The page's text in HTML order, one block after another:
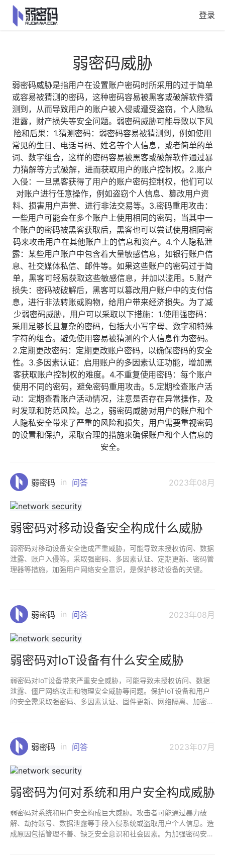
登录
弱密码威胁
弱密码威胁是指用户在设置账户密码时所采用的过于简单
或容易被猜测的密码，这种密码容易被黑客或破解软件猜
测到，从而导致用户的账户被入侵或遭受盗窃，个人隐私
泄露，财产损失等安全问题。弱密码威胁可能导致以下风
险和后果：1.猜测密码：弱密码容易被猜测到，例如使用
常见的生日、电话号码、姓名等个人信息，或者简单的单
词、数字组合，这样的密码容易被黑客或破解软件通过暴
力猜解等方式破解，进而获取用户的账户控制权。2.账户
入侵：一旦黑客获得了用户的账户密码控制权，他们可以
对账户进行任意操作，例如盗窃个人信息、篡改用户资
料、损害用户声誉、进行非法交易等。3.密码重用攻击：
一些用户可能会在多个账户上使用相同的密码，当其中一
个账户的密码被黑客获取后，黑客也可以尝试使用相同密
码来攻击用户在其他账户上的信息和资产。4.个人隐私泄
露：某些用户账户中包含着大量敏感信息，如银行账户信
息、社交媒体私信、邮件等。如果这些账户的密码过于简
单，黑客可轻易获取这些敏感信息，并加以滥用。5.财产
损失：密码被破解后，黑客可以篡改用户账户中的支付信
息，进行非法转账或购物，给用户带来经济损失。为了减
少弱密码威胁，用户可以采取以下措施：1.使用强密码：
采用足够长且复杂的密码，包括大小写字母、数字和特殊
字符的组合。避免使用容易被猜测的个人信息作为密码。
2.定期更改密码：定期更改账户密码，以确保密码的安全
性。3.多因素认证：启用账户的多因素认证功能，增加黑
客获取账户控制权的难度。4.不重复使用密码：每个账户
使用不同的密码，避免密码重用攻击。5.定期检查账户活
动：定期查看账户活动情况，注意是否存在异常操作，及
时发现和防范风险。总之，弱密码威胁对用户的账户和个
人隐私安全带来了严重的风险和损失，用户需要重视密码
的设置和保护，采取合理的措施来确保账户和个人信息的
安全。
弱密码 in 问答 2023年08月
弱密码对移动设备安全构成什么威胁
弱密码对移动设备安全造成严重威胁，可能导致未授权访问、数据
泄露、账户入侵等。采取强密码、多因素认证、定期更新、密码管
理器等措施，加强用户网络安全意识，是保护移动设备的关键。
弱密码 in 问答 2023年08月
弱密码对IoT设备有什么安全威胁
弱密码对IoT设备带来严重安全威胁，可能导致未授权访问、数据
泄露、僵尸网络攻击和物理安全威胁等问题。保护IoT设备和用户
的安全需采取强密码、多因素认证、固件更新、网络隔离、加密通
弱密码 in 问答 2023年07月
弱密码为何对系统和用户安全构成威胁
弱密码对系统和用户安全构成巨大威胁。攻击者可能通过暴力破
解、劫持账号、数据泄露等手段入侵系统或盗取用户个人信息。造
成原因包括管理不善、缺乏安全意识和社会因素。为加强密码安